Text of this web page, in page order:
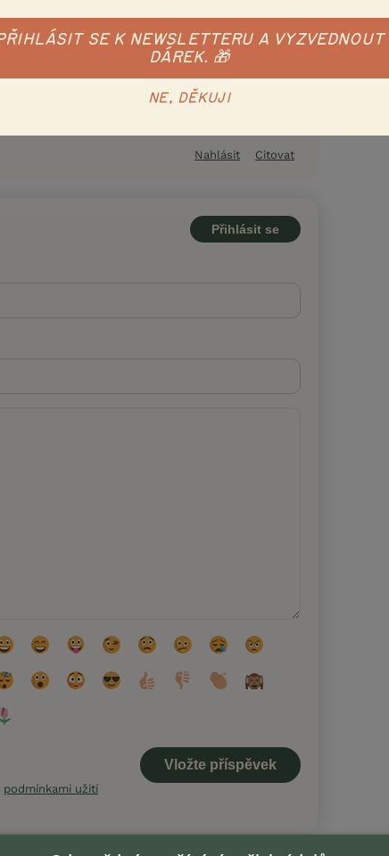
stejný problém a zjistila že to morčátko
nevím to asi nebude tenhle případ.
Nahlásit Citovat
Přihlásit se
podmínkami užití
SE K NEWSLETTERU A VYZVEDNOUT
DÁREK. 🎁
NE, DĚKUJI